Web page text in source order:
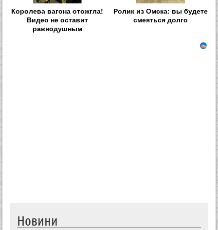
Королева вагона отожгла!
Видео не оставит
равнодушным
Ролик из Омска: вы будете
смеяться долго
Новини